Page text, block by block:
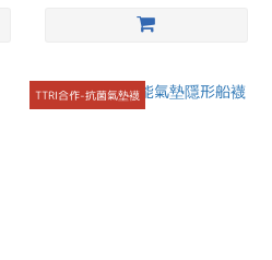
TTRI合作-抗菌氣墊襪